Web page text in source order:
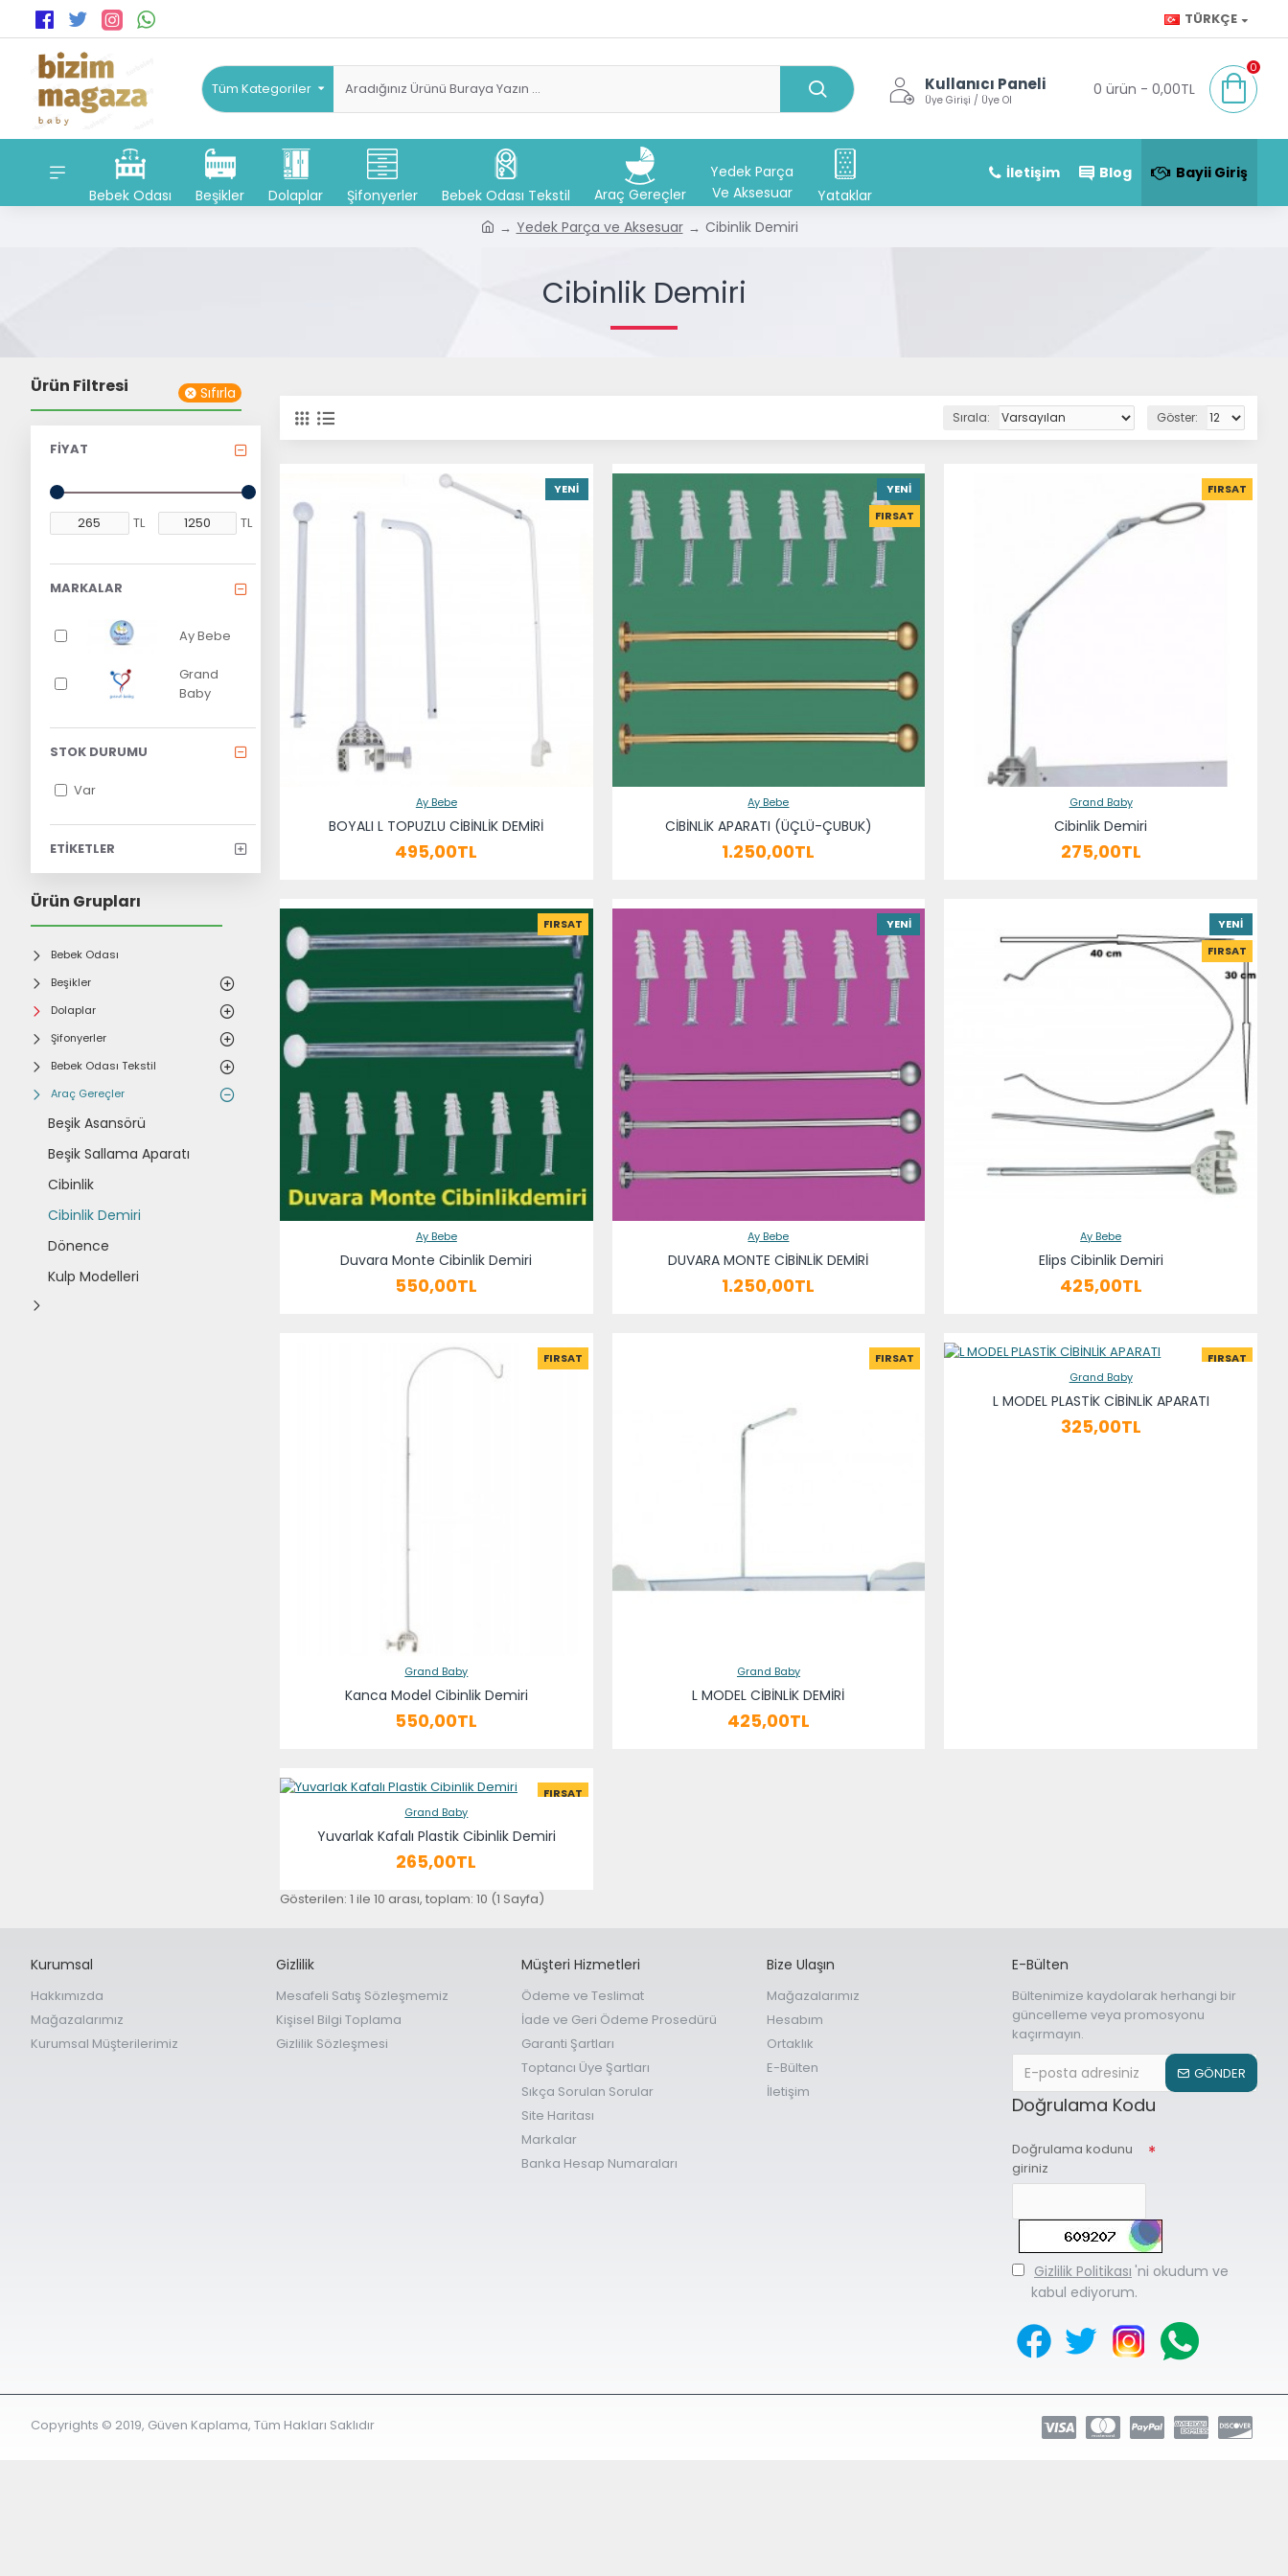
TÜRKÇE
Tüm Kategoriler Kullanıcı Paneli
Üye Girişi / Üye Ol
0 ürün - 0,00TL
0
Bebek Odası Beşikler Dolaplar Şifonyerler Bebek Odası Tekstil Araç Gereçler
Yedek Parça
Ve Aksesuar
Yataklar
İletişim Blog Bayii Giriş
Yedek Parça ve Aksesuar Cibinlik Demiri
Cibinlik Demiri
Ürün Filtresi Sıfırla
FIYAT
TL TL
MARKALAR
Ay Bebe
Grand
Baby
ETIKETLER
STOK DURUMU
Var
Ürün Grupları
Bebek Odası
Beşikler
Dolaplar
Şifonyerler
Bebek Odası Tekstil
Araç Gereçler
Beşik Asansörü
Beşik Sallama Aparatı
Cibinlik
Cibinlik Demiri
Dönence
Kulp Modelleri
Sırala: Göster:
YENI
Ay Bebe
BOYALI L TOPUZLU CİBİNLİK DEMİRİ
495,00TL
YENI
FIRSAT
Ay Bebe
CİBİNLİK APARATI (ÜÇLÜ-ÇUBUK)
1.250,00TL
FIRSAT
Grand Baby
Cibinlik Demiri
275,00TL
FIRSAT
Ay Bebe
Duvara Monte Cibinlik Demiri
550,00TL
YENI
Ay Bebe
DUVARA MONTE CİBİNLİK DEMİRİ
1.250,00TL
YENI
FIRSAT
Ay Bebe
Elips Cibinlik Demiri
425,00TL
FIRSAT
Grand Baby
Kanca Model Cibinlik Demiri
550,00TL
FIRSAT
Grand Baby
L MODEL CİBİNLİK DEMİRİ
425,00TL
FIRSAT
Grand Baby
L MODEL PLASTİK CİBİNLİK APARATI
325,00TL
FIRSAT
Grand Baby
Yuvarlak Kafalı Plastik Cibinlik Demiri
265,00TL
Gösterilen: 1 ile 10 arası, toplam: 10 (1 Sayfa)
Kurumsal
Hakkımızda
Mağazalarımız
Kurumsal Müşterilerimiz
Gizlilik
Mesafeli Satış Sözleşmemiz
Kişisel Bilgi Toplama
Gizlilik Sözleşmesi
Müşteri Hizmetleri
Ödeme ve Teslimat
İade ve Geri Ödeme Prosedürü
Garanti Şartları
Toptancı Üye Şartları
Sıkça Sorulan Sorular
Site Haritası
Markalar
Banka Hesap Numaraları
Bize Ulaşın
Mağazalarımız
Hesabım
Ortaklık
E-Bülten
İletişim
E-Bülten
Bültenimize kaydolarak herhangi bir
güncelleme veya promosyonu
kaçırmayın.
GÖNDER
Doğrulama Kodu
Doğrulama kodunu
giriniz
Gizlilik Politikası 'ni okudum ve
kabul ediyorum.
Copyrights © 2019, Güven Kaplama, Tüm Hakları Saklıdır